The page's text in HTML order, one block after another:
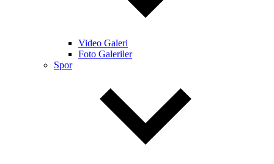
Video Galeri
Foto Galeriler
Spor